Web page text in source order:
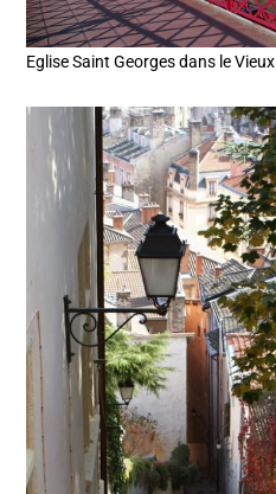
Eglise Saint Georges dans le